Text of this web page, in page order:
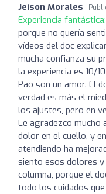
Jeison Morales
Experiencia fantástica:
porque no quería
vídeos del doc
mucha confianza su
la experiencia es 10/
Pao son un amor. El
verdad es más el
los ajustes, pero en
Le agradezco mucho
dolor en el cuello, y
atendiendo ha
siento esos dolores
columna, porque el
todo los cuidados